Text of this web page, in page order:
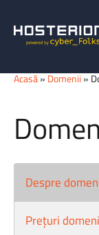
Acasă» Domenii »
Despre
Prețuri